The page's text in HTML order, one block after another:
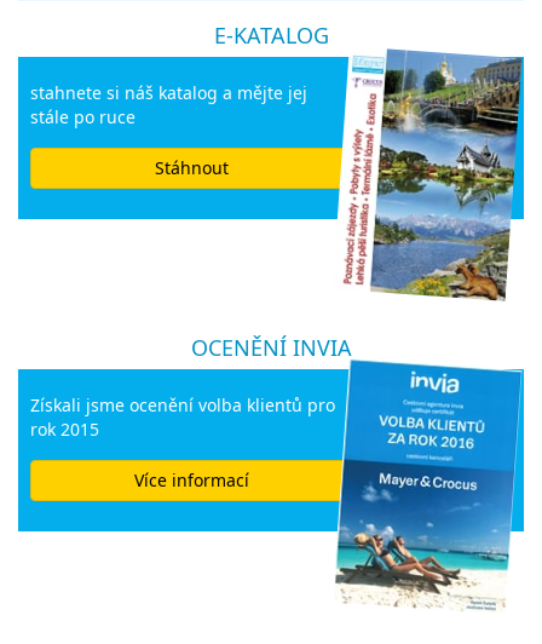
E-KATALOG
stahnete si náš katalog a mějte jej
stále po ruce
Stáhnout
OCENĚNÍ INVIA
Získali jsme ocenění volba klientů pro
rok 2015
Více informací